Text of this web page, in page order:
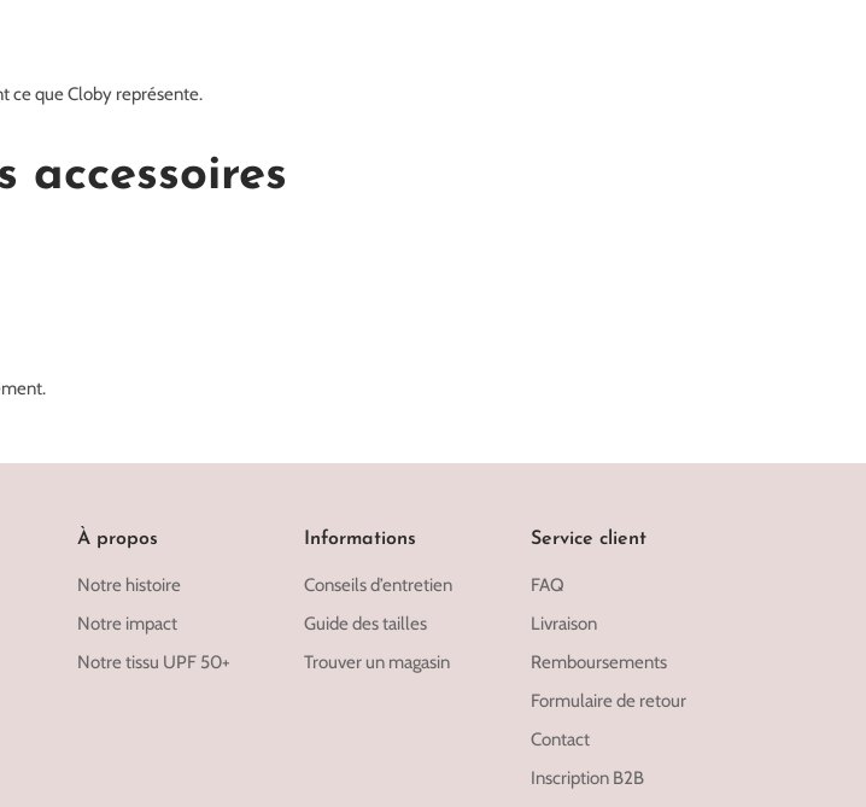
ce que Cloby représente.
accessoires
À propos
Notre histoire
Notre impact
Notre tissu UPF 50+
Informations
Conseils d’entretien
Guide des tailles
Trouver un magasin
Service client
FAQ
Livraison
Remboursements
Formulaire de retour
Contact
Inscription B2B